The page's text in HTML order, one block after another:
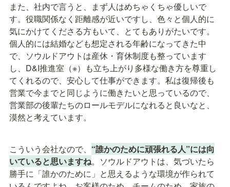
また、社内で言うと、まず人はめちゃくちゃ優しいで
す。役職関係なく距離感が近いですし、色々と個人的に
気にかけてくださる方もいて、とてもありがたいです。
個人的には結婚なども想定される年齢になってきた中
で、ソウルドアウトは産休・育休制度も整っています
し、D&I推進室（※）も立ち上がり多様な働き方を尊重し
てくれるので、安心して仕事ができます。私は復帰後も
営業で今までと同じように働きたいと思っているので、
営業部の後輩たちのロールモデルになれると良いなと、
漠然と考えています。
こういう会社なので、 “誰かのために頑張れる人”には向
いていると思いますね。ソウルドアウトは、気づいたら
勝手に「誰かのために」と思えるような環境が作られて